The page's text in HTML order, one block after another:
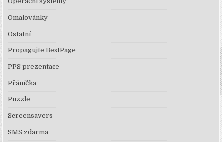
Omalovánky
Ostatní
Propagujte BestPage
PPS prezentace
Přáníčka
Puzzle
Screensavers
SMS zdarma